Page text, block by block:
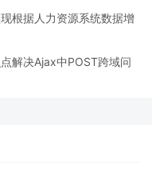
根据人力资源系统数据增
解决Ajax中POST跨域问